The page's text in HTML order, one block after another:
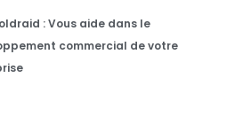
: Vous aide dans le
commercial de votre